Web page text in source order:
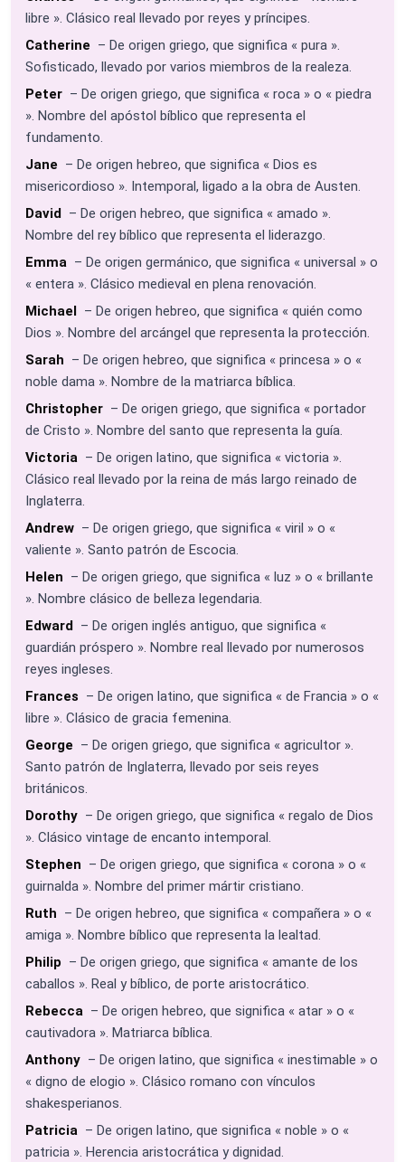
libre ». Clásico real llevado por reyes y príncipes.
Catherine – De origen griego, que significa « pura ».
Sofisticado, llevado por varios miembros de la realeza.
Peter – De origen griego, que significa « roca » o « piedra
». Nombre del apóstol bíblico que representa el
fundamento.
Jane – De origen hebreo, que significa « Dios es
misericordioso ». Intemporal, ligado a la obra de Austen.
David – De origen hebreo, que significa « amado ».
Nombre del rey bíblico que representa el liderazgo.
Emma – De origen germánico, que significa « universal » o
« entera ». Clásico medieval en plena renovación.
Michael – De origen hebreo, que significa « quién como
Dios ». Nombre del arcángel que representa la protección.
Sarah – De origen hebreo, que significa « princesa » o «
noble dama ». Nombre de la matriarca bíblica.
Christopher – De origen griego, que significa « portador
de Cristo ». Nombre del santo que representa la guía.
Victoria – De origen latino, que significa « victoria ».
Clásico real llevado por la reina de más largo reinado de
Inglaterra.
Andrew – De origen griego, que significa « viril » o «
valiente ». Santo patrón de Escocia.
Helen – De origen griego, que significa « luz » o « brillante
». Nombre clásico de belleza legendaria.
Edward – De origen inglés antiguo, que significa «
guardián próspero ». Nombre real llevado por numerosos
reyes ingleses.
Frances – De origen latino, que significa « de Francia » o «
libre ». Clásico de gracia femenina.
George – De origen griego, que significa « agricultor ».
Santo patrón de Inglaterra, llevado por seis reyes
británicos.
Dorothy – De origen griego, que significa « regalo de Dios
». Clásico vintage de encanto intemporal.
Stephen – De origen griego, que significa « corona » o «
guirnalda ». Nombre del primer mártir cristiano.
Ruth – De origen hebreo, que significa « compañera » o «
amiga ». Nombre bíblico que representa la lealtad.
Philip – De origen griego, que significa « amante de los
caballos ». Real y bíblico, de porte aristocrático.
Rebecca – De origen hebreo, que significa « atar » o «
cautivadora ». Matriarca bíblica.
Anthony – De origen latino, que significa « inestimable » o
« digno de elogio ». Clásico romano con vínculos
shakesperianos.
Patricia – De origen latino, que significa « noble » o «
patricia ». Herencia aristocrática y dignidad.